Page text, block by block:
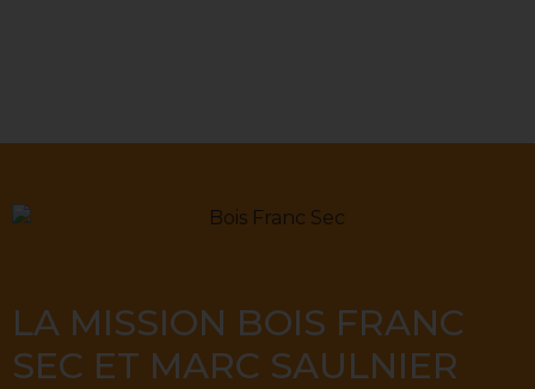
LA MISSION BOIS FRANC
SEC ET MARC SAULNIER